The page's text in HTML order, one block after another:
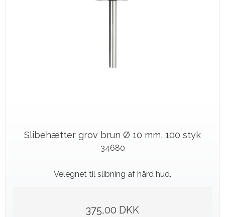
Slibehætter grov brun Ø 10 mm, 100 styk
34680
Velegnet til slibning af hård hud.
375,00 DKK